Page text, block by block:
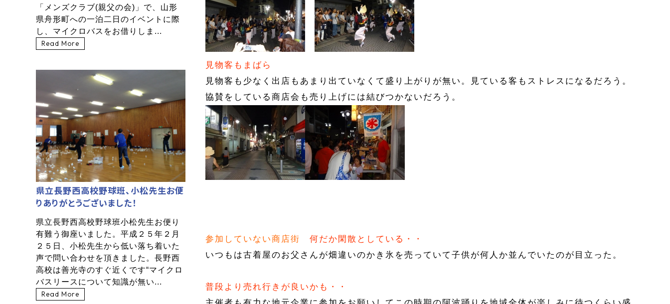
見物客もまばら
見物客も少なく出店もあまり出ていなくて盛り上がりが無い。見ている客もストレスになるだろう。
協賛をしている商店会も売り上げには結びつかないだろう。
参加していない商店街
何だか閑散としている・・
いつもは古着屋のお父さんが畑違いのかき氷を売っていて子供が何人か並んでいたのが目立った。
普段より売れ行きが良いかも・・
「メンズクラブ(親父の会)」で、山形
県舟形町への一泊二日のイベントに際
し、マイクロバスをお借りしま...
Read More
県立長野西高校野球班、小松先生お便
りありがとうございました！
県立長野西高校野球班小松先生お便り
有難う御座いました。平成２５年２月
２５日、小松先生から低い落ち着いた
声で問い合わせを頂きました。長野西
高校は善光寺のすぐ近くです“マイクロ
バスリースについて知識が無い...
Read More